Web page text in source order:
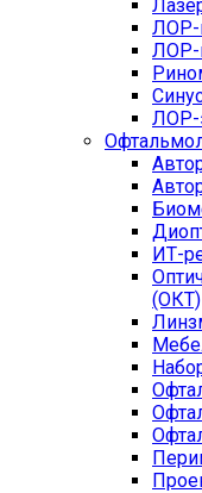
ЛОР-
ЛОР-
ЛОР-
ИТ-
(ОКТ)